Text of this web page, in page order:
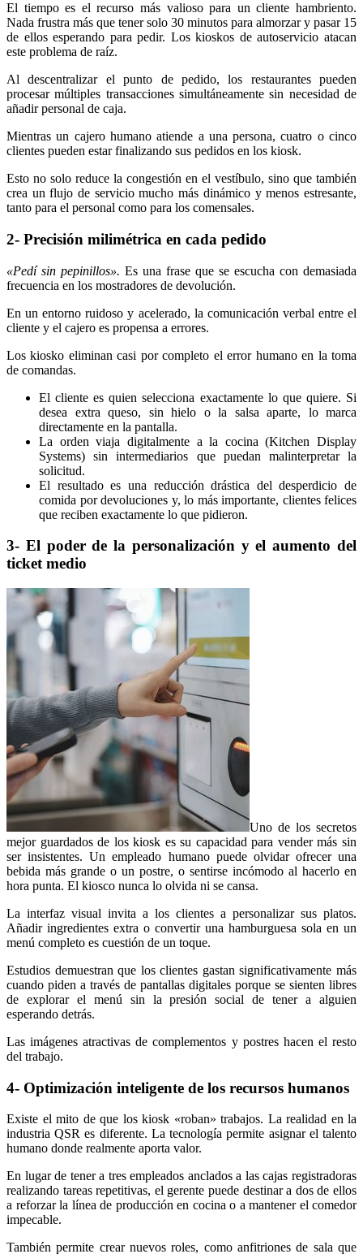
El tiempo es el recurso más valioso para un cliente hambriento.
Nada frustra más que tener solo 30 minutos para almorzar y pasar 15
de ellos esperando para pedir. Los kioskos de autoservicio atacan
este problema de raíz.
Al descentralizar el punto de pedido, los restaurantes pueden
procesar múltiples transacciones simultáneamente sin necesidad de
añadir personal de caja.
Mientras un cajero humano atiende a una persona, cuatro o cinco
clientes pueden estar finalizando sus pedidos en los kiosk.
Esto no solo reduce la congestión en el vestíbulo, sino que también
crea un flujo de servicio mucho más dinámico y menos estresante,
tanto para el personal como para los comensales.
2- Precisión milimétrica en cada pedido
«Pedí sin pepinillos». Es una frase que se escucha con demasiada
frecuencia en los mostradores de devolución.
En un entorno ruidoso y acelerado, la comunicación verbal entre el
cliente y el cajero es propensa a errores.
Los kiosko eliminan casi por completo el error humano en la toma
de comandas.
El cliente es quien selecciona exactamente lo que quiere. Si
desea extra queso, sin hielo o la salsa aparte, lo marca
directamente en la pantalla.
La orden viaja digitalmente a la cocina (Kitchen Display
Systems) sin intermediarios que puedan malinterpretar la
solicitud.
El resultado es una reducción drástica del desperdicio de
comida por devoluciones y, lo más importante, clientes felices
que reciben exactamente lo que pidieron.
3- El poder de la personalización y el aumento del
ticket medio
Uno de los secretos
mejor guardados de los kiosk es su capacidad para vender más sin
ser insistentes. Un empleado humano puede olvidar ofrecer una
bebida más grande o un postre, o sentirse incómodo al hacerlo en
hora punta. El kiosco nunca lo olvida ni se cansa.
La interfaz visual invita a los clientes a personalizar sus platos.
Añadir ingredientes extra o convertir una hamburguesa sola en un
menú completo es cuestión de un toque.
Estudios demuestran que los clientes gastan significativamente más
cuando piden a través de pantallas digitales porque se sienten libres
de explorar el menú sin la presión social de tener a alguien
esperando detrás.
Las imágenes atractivas de complementos y postres hacen el resto
del trabajo.
4- Optimización inteligente de los recursos humanos
Existe el mito de que los kiosk «roban» trabajos. La realidad en la
industria QSR es diferente. La tecnología permite asignar el talento
humano donde realmente aporta valor.
En lugar de tener a tres empleados anclados a las cajas registradoras
realizando tareas repetitivas, el gerente puede destinar a dos de ellos
a reforzar la línea de producción en cocina o a mantener el comedor
impecable.
También permite crear nuevos roles, como anfitriones de sala que